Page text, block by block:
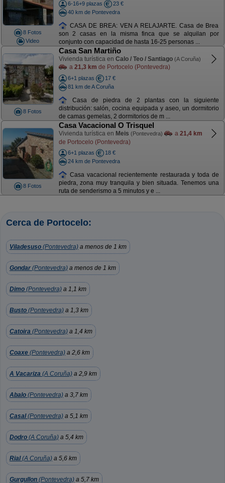
8 Fotos
Video
6-16+9 plazas
23 €
40 km de Pontevedra
CASA DE BREA: VEN A RELAJARTE. Casa de Brea
son 2 casas en la misma finca que se alquilan por
conjunto con capacidad de hasta 16-25 personas ...
8 Fotos
Casa San Martiño
Vivienda turística en Calo / Teo / Santiago (A Coruña)
a 21,3 km de Portocelo (Pontevedra)
6+1 plazas
17 €
81 km de A Coruña
Casa de piedra de 2 plantas con la siguiente
distribución: salón, cocina equipada y aseo, un dormitorio
de camas gemelas, 2 dormitorios de m ...
8 Fotos
Casa Vacacional O Trisquel
Vivienda turística en Meis (Pontevedra) a 21,4 km
de Portocelo (Pontevedra)
6+1 plazas
18 €
24 km de Pontevedra
Casa vacacional recientemente restaurada y toda de
piedra, zona muy tranquila y bien situada. Tenemos una
ruta de senderismo a 5 minutos y e ...
Cerca de Portocelo:
Viladesuso (Pontevedra) a menos de 1 km
Gondar (Pontevedra) a menos de 1 km
Dimo (Pontevedra) a 1,1 km
Busto (Pontevedra) a 1,3 km
Catoira (Pontevedra) a 1,4 km
Coaxe (Pontevedra) a 2,6 km
A Vacariza (A Coruña) a 2,9 km
Abalo (Pontevedra) a 3,7 km
Casal(Pontevedra) a 5,1 km
Dodro (A Coruña) a 5,4 km
Rial(A Coruña) a 5,6 km
Gurgullon (Pontevedra) a 5,7 km